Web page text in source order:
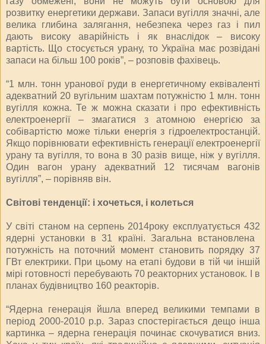
розвитку енергетики держави. Запаси вугілля значні, але
велика глибина залягання, небезпека через газ і пил
дають високу аварійність і як внаслідок – високу
вартість. Що стосується урану, то Україна має розвідані
запаси на більш 100 років”, – розповів фахівець.
“1 млн. тонн уранової руди в енергетичному еквіваленті
адекватний 20 вугільним шахтам потужністю 1 млн. тонн
вугілля кожна. Те ж можна сказати і про ефективність
електроенергії – змагатися з атомною енергією за
собівартістю може тільки енергія з гідроелектростанцій.
Якщо порівнювати ефективність генерації електроенергії
урану та вугілля, то вона в 30 разів вище, ніж у вугілля.
Один вагон урану адекватний 12 тисячам вагонів
вугілля”, – порівняв він.
Світові тенденції: і хочеться, і колеться
У світі станом на серпень 2014року експлуатується 432
ядерні установки в 31 країні. Загальна встановлена ​​
потужність на поточний момент становить порядку 37
ГВт електрики. При цьому на етапі будови в тій чи іншій
мірі готовності перебувають 70 реакторних установок. І в
планах будівництво 160 реакторів.
“Ядерна генерація йшла вперед великими темпами в
період 2000-2010 р.р. Зараз спостерігається дещо інша
картинка – ядерна генерація починає скочуватися вниз.